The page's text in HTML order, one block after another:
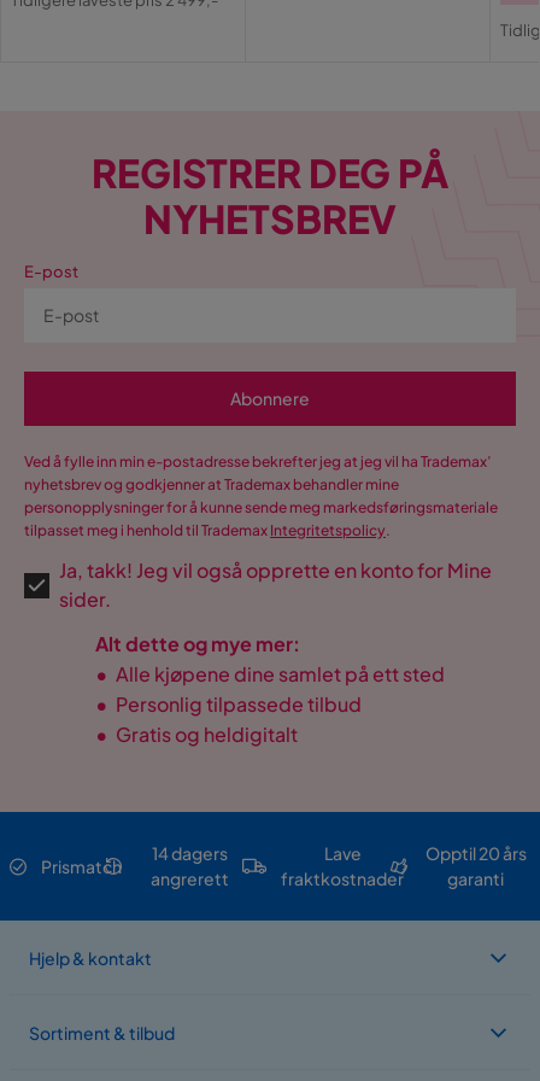
REGISTRER DEG PÅ
NYHETSBREV
E-post
Abonnere
Ved å fylle inn min e-postadresse bekrefter jeg at jeg vil ha Trademax’
nyhetsbrev og godkjenner at Trademax behandler mine
personopplysninger for å kunne sende meg markedsføringsmateriale
tilpasset meg i henhold til Trademax Integritetspolicy.
Ja, takk! Jeg vil også opprette en konto for Mine
sider.
Alt dette og mye mer:
• Alle kjøpene dine samlet på ett sted
• Personlig tilpassede tilbud
• Gratis og heldigitalt
Prismatch
14 dagers
angrerett
Lave
fraktkostnader
Opptil 20 års
garanti
Hjelp & kontakt
Sortiment & tilbud